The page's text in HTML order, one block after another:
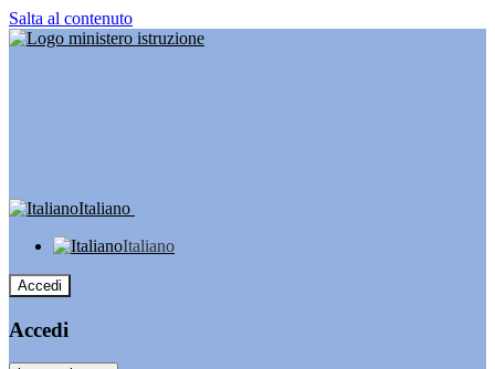
Salta al contenuto
Italiano
Italiano
Accedi
Accedi